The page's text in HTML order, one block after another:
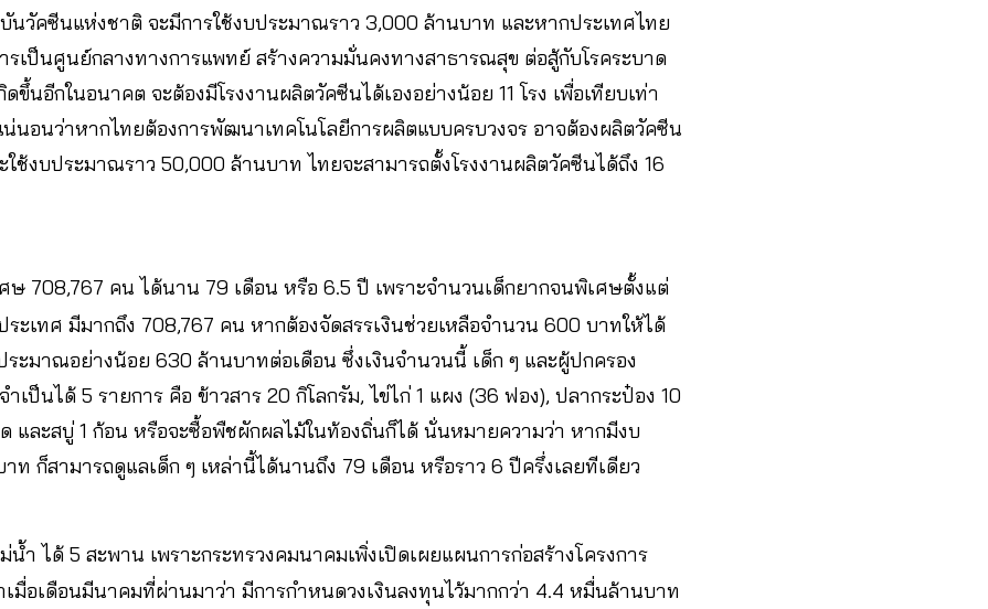
นวัคซีนแห่งชาติ จะมีการใช้งบประมาณราว 3,000 ล้านบาท และหากประเทศไทย
รเป็นศูนย์กลางทางการแพทย์ สร้างความมั่นคงทางสาธารณสุข ต่อสู้กับโรคระบาด
ขึ้นอีกในอนาคต จะต้องมีโรงงานผลิตวัคซีนได้เองอย่างน้อย 11 โรง เพื่อเทียบเท่า
นอนว่าหากไทยต้องการพัฒนาเทคโนโลยีการผลิตแบบครบวงจร อาจต้องผลิตวัคซีน
ช้งบประมาณราว 50,000 ล้านบาท ไทยจะสามารถตั้งโรงงานผลิตวัคซีนได้ถึง 16
ษ 708,767 คน ได้นาน 79 เดือน หรือ 6.5 ปี เพราะจำนวนเด็กยากจนพิเศษตั้งแต่
ะเทศ มีมากถึง 708,767 คน หากต้องจัดสรรเงินช่วยเหลือจำนวน 600 บาทให้ได้
ระมาณอย่างน้อย 630 ล้านบาทต่อเดือน ซึ่งเงินจำนวนนี้ เด็ก ๆ และผู้ปกครอง
เป็นได้ 5 รายการ คือ ข้าวสาร 20 กิโลกรัม, ไข่ไก่ 1 แผง (36 ฟอง), ปลากระป๋อง 10
และสบู่ 1 ก้อน หรือจะซื้อพืชผักผลไม้ในท้องถิ่นก็ได้ นั่นหมายความว่า หากมีงบ
ก็สามารถดูแลเด็ก ๆ เหล่านี้ได้นานถึง 79 เดือน หรือราว 6 ปีครึ่งเลยทีเดียว
ำ ได้ 5 สะพาน เพราะกระทรวงคมนาคมเพิ่งเปิดเผยแผนการก่อสร้างโครงการ
อเดือนมีนาคมที่ผ่านมาว่า มีการกำหนดวงเงินลงทุนไว้มากกว่า 4.4 หมื่นล้านบาท